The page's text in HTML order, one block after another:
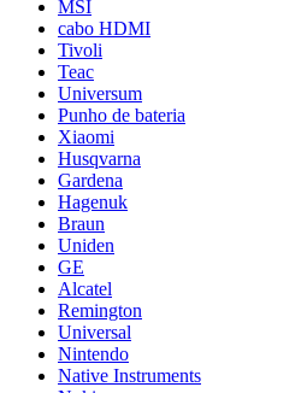
MSI
cabo HDMI
Tivoli
Teac
Universum
Punho de bateria
Xiaomi
Husqvarna
Gardena
Hagenuk
Braun
Uniden
GE
Alcatel
Remington
Universal
Nintendo
Native Instruments